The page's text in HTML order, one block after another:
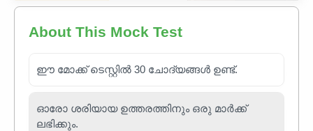
About This Mock Test
ഈ മോക്ക് ടെസ്റ്റിൽ 30 ചോദ്യങ്ങൾ ഉണ്ട്.
ഓരോ ശരിയായ ഉത്തരത്തിനും ഒരു മാർക്ക്
ലഭിക്കും.